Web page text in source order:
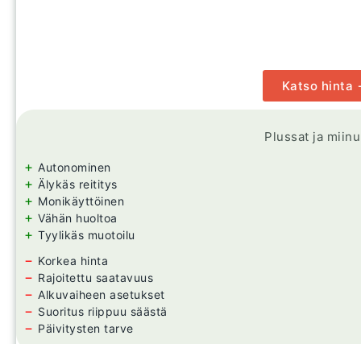
Katso hinta
Plussat ja
+ Autonominen
+ Älykäs reititys
+ Monikäyttöinen
+ Vähän huoltoa
+ Tyylikäs muotoilu
− Korkea hinta
− Rajoitettu saatavuus
− Alkuvaiheen asetukset
− Suoritus riippuu säästä
− Päivitysten tarve